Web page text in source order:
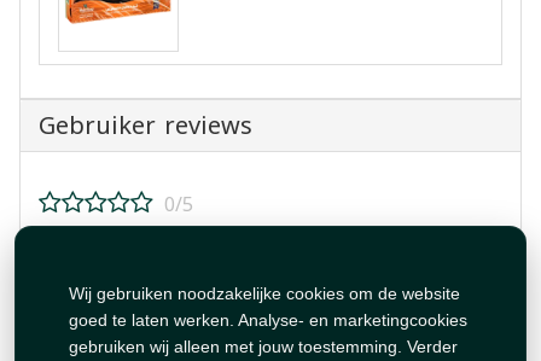
Wij gebruiken noodzakelijke cookies om de website
goed te laten werken. Analyse- en marketingcookies
gebruiken wij alleen met jouw toestemming. Verder
Gebruiker reviews
0/5